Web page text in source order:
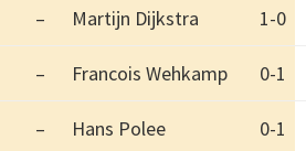
– Martijn Dijkstra 1-0
– Francois Wehkamp 0-1
– Hans Polee 0-1